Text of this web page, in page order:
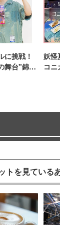
に挑戦！
舞台"錦糸
妖怪
コ
トを見ている